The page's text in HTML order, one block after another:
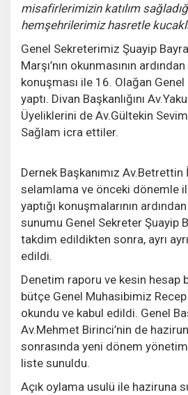
misafirlerimizin katılım
hemşehrilerimiz hasretle
Genel Sekreterimiz Şuayip
Marşı’nın okunmasının
konuşması ile 16. Olağan Genel
yaptı. Divan Başkanlığını
Üyeliklerini de Av.Gültekin
Sağlam icra ettiler.
Dernek Başkanımız Av.Betrettin
selamlama ve önceki dönemle
yaptığı konuşmalarının
sunumu Genel Sekreter Şuayip
takdim edildikten sonra, ayrı
edildi.
Denetim raporu ve kesin hesap
bütçe Genel Muhasibimiz
okundu ve kabul edildi. Genel
Av.Mehmet Birinci’nin de
sonrasında yeni dönem
liste sunuldu.
Açık oylama usulü ile haziruna